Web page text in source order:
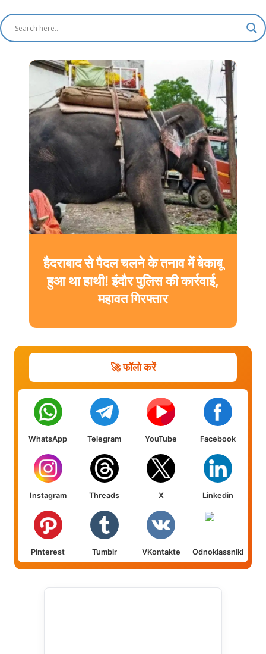
हैदराबाद से पैदल चलने के तनाव में बेकाबू
हुआ था हाथी! इंदौर पुलिस की कार्रवाई,
महावत गिरफ्तार
🚀 फॉलो करें
WhatsApp Telegram YouTube Facebook
Instagram Threads X Linkedin
Pinterest Tumblr VKontakte Odnoklassniki